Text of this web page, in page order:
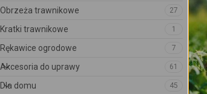
Obrzeża trawnikowe 27
Kratki trawnikowe 1
Rękawice ogrodowe 7
Akcesoria do uprawy 61
Dla domu 45